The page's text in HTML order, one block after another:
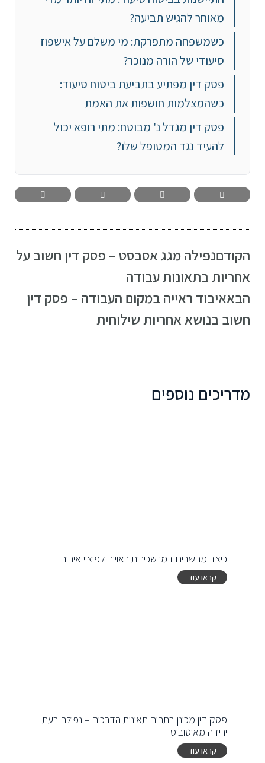
מאוחר להגיש תביעה?
כשמשפחה מתפרקת: מי משלם על אישפוז
סיעודי של הורה מנוכר?
פסק דין מפתיע בתביעת ביטוח סיעוד:
כשהמצלמות חושפות את האמת
פסק דין מגדל נ' מבוטח: מתי רופא יכול
להעיד נגד המטופל שלו?
הקודםנפילה מגג אסבסט – פסק דין חשוב על
אחריות בתאונות עבודה
הבאאיבוד ראייה במקום העבודה – פסק דין
חשוב בנושא אחריות שילוחית
מדריכים נוספים
כיצד מחשבים דמי שכירות ראויים לפיצוי איחור
קראו עוד
פסק דין מכונן בתחום תאונות הדרכים – נפילה בעת
ירידה מאוטובוס
קראו עוד